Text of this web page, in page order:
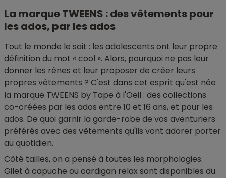
La marque TWEENS : des vêtements pour
les ados, par les ados
Tout le monde le sait : les adolescents ont leur propre
définition du mot « cool ». Alors, pourquoi ne pas leur
donner les rênes et leur proposer de créer leurs
propres vêtements ? C'est dans cet esprit qu'est née
la marque TWEENS by Tape à l'Oeil : des collections
co-créées par les ados entre 10 et 16 ans, et pour les
ados. De quoi garnir la garde-robe de vos aventuriers
préférés avec des vêtements qu'ils vont adorer porter
au quotidien.
Côté tailles, on a pensé à toutes les morphologies.
Gilet à capuche ou cardigan relax sont disponibles du